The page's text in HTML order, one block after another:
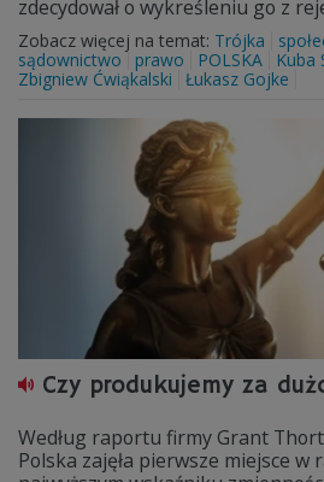
zdecydował o wykreśleniu go z
Zobacz więcej na temat: Trójka
sądownictwo
prawo POLSKA
Kuba
Zbigniew Ćwiąkalski
Łukasz Gojke
Czy produkujemy za
Według raportu firmy Grant
Polska zajęła pierwsze miejsce